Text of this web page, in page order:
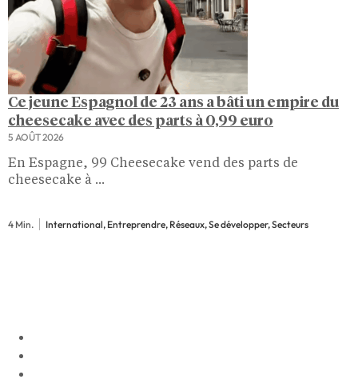
Ce jeune Espagnol de 23 ans a bâti un empire du
cheesecake avec des parts à 0,99 euro
5 AOÛT 2026
En Espagne, 99 Cheesecake vend des parts de
cheesecake à ...
4 Min. International, Entreprendre, Réseaux, Se développer, Secteurs